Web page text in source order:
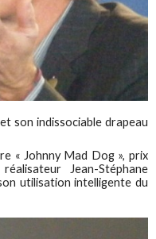
son indissociable drapeau
« Johnny Mad Dog », prix
Jean-Stéphane
utilisation intelligente du